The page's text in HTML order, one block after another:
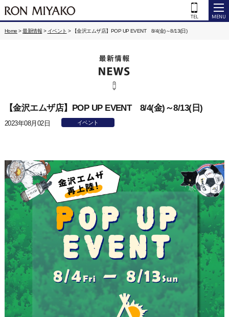
Home >最新情報 > イベント > 【金沢エムザ店】POP UP EVENT 8/4(金)～8/13(日)
【金沢エムザ店】POP UP EVENT 8/4(金)～8/13(日)
2023年08月02日 イベント